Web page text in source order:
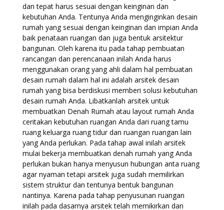
dan tepat harus sesuai dengan keinginan dan
kebutuhan Anda. Tentunya Anda menginginkan desain
rumah yang sesuai dengan keinginan dan impian Anda
baik penataan ruangan dan juga bentuk arsitektur
bangunan. Oleh karena itu pada tahap pembuatan
rancangan dan perencanaan inilah Anda harus
menggunakan orang yang ahli dalam hal pembuatan
desain rumah dalam hal ini adalah arsitek desain
rumah yang bisa berdiskusi memberi solusi kebutuhan
desain rumah Anda. Libatkanlah arsitek untuk
membuatkan Denah Rumah atau layout rumah Anda
ceritakan kebutuhan ruangan Anda dari ruang tamu
ruang keluarga ruang tidur dan ruangan ruangan lain
yang Anda perlukan. Pada tahap awal inilah arsitek
mulai bekerja membuatkan denah rumah yang Anda
perlukan bukan hanya menyusun hubungan anta ruang
agar nyaman tetapi arsitek juga sudah memilirkan
sistem struktur dan tentunya bentuk bangunan
nantinya. Karena pada tahap penyusunan ruangan
inilah pada dasarnya arsitek telah memikirkan dan